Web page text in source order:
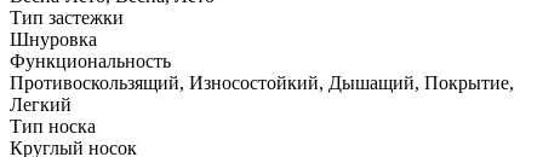
Тип застежки
Шнуровка
Функциональность
Противоскользящий, Износостойкий, Дышащий, Покрытие,
Легкий
Тип носка
Круглый носок